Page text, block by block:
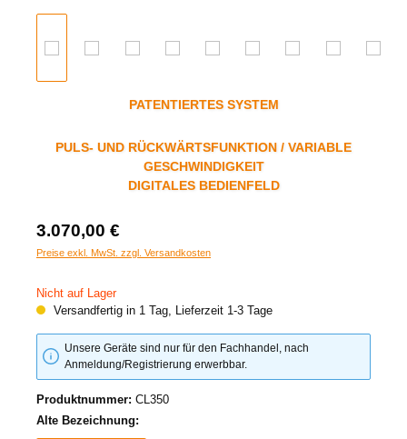
PATENTIERTES SYSTEM
PULS- UND RÜCKWÄRTSFUNKTION / VARIABLE
GESCHWINDIGKEIT
DIGITALES BEDIENFELD
3.070,00 €
Preise exkl. MwSt. zzgl. Versandkosten
Nicht auf Lager
Versandfertig in 1 Tag, Lieferzeit 1-3 Tage
Unsere Geräte sind nur für den Fachhandel, nach
Anmeldung/Registrierung erwerbbar.
Produktnummer: CL350
Alte Bezeichnung: